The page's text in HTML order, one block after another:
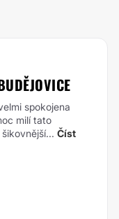
spokojena
milí tato
Číst